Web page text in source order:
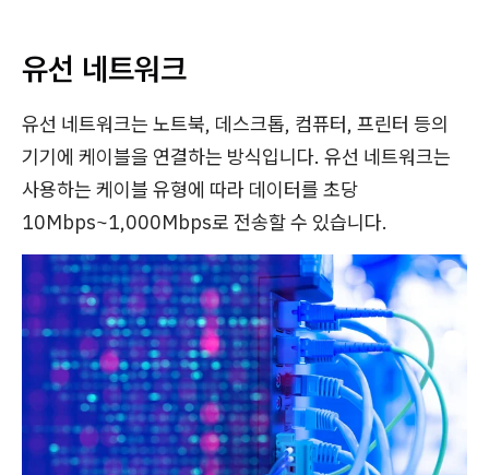
유선 네트워크
유선 네트워크는 노트북, 데스크톱, 컴퓨터, 프린터 등의
기기에 케이블을 연결하는 방식입니다. 유선 네트워크는
사용하는 케이블 유형에 따라 데이터를 초당
10Mbps~1,000Mbps로 전송할 수 있습니다.